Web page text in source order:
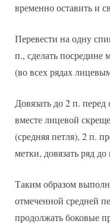
временно оставить и
Перевести на одну
п., сделать посредине
(во всех рядах
Довязать до 2 п.
вместе лицевой
(средняя петля), 2 п.
метки, довязать ряд до
Таким образом
отмеченной средней
продолжать боковые